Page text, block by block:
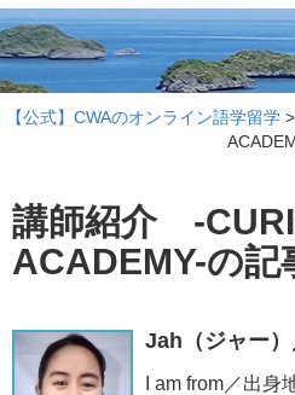
【公式】CWAのオンライン語学留学 >
講師紹介 -
ACADEMY-の記
Jah（ジャー
I am from／出身